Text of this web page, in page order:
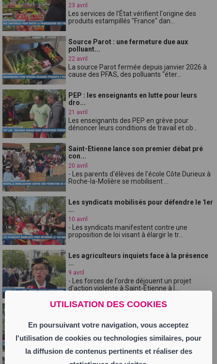
UTILISATION DES COOKIES
En poursuivant votre navigation, vous acceptez
l'utilisation de cookies ou technologies similaires, pour
la diffusion de contenus pertinents et réaliser des
23 avril
Les services de l'État vérifient l'origine des
produits estampillés "France" dan...
Source Parot : une fermeture due aux
polluant...
22 avril
La source Parot fermée depuis janvier 2026 à
cause des PFAS, des polluants "éter...
PEP : les enseignants en lutte pour leurs
dro...
21 avril
Les enseignants des PEP en grève pour
dénoncer leurs conditions de travail et ob...
Saint-Etienne lance son premier débat pré
con...
20 avril
- Les parents d'élèves de l'école Côte Durieux à
Roche-la-Molière se mobilisent ...
Les syndicats mobilisés pour défendre le 1er
...
10 avril
- Les syndicats manifestent contre une
proposition de loi visant à élargir le tr...
Les agriculteurs inquiets face à la présence
...
9 avril
- Les forces de l'ordre déjouent un projet
d'action violente à Saint-Étienne à l...
La ville et les commerçants unis pour le
8 avril
Le nouveau maire de Saint-Etienne Régis
Juanico commence à mettre en place ses p...
Un ancien chef d'état-major dans la Loire /